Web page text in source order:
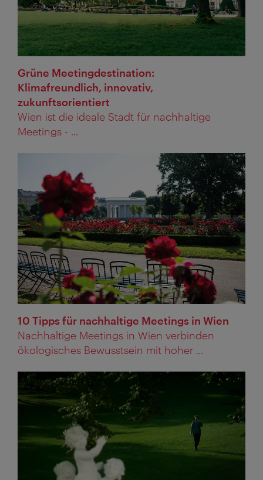
Grüne Meetingdestination:
Klimafreundlich, innovativ,
zukunftsorientiert
Wien ist die ideale Stadt für nachhaltige
Meetings - ...
10 Tipps für nachhaltige Meetings in Wien
Nachhaltige Meetings in Wien verbinden
ökologisches Bewusstsein mit hoher ...